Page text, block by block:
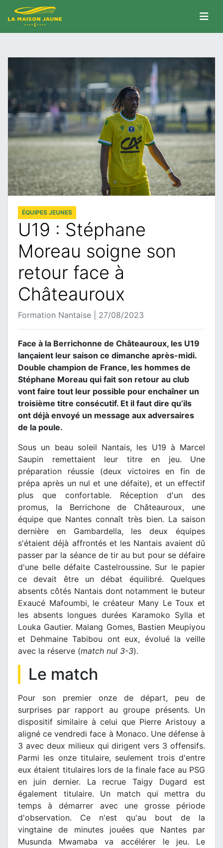
ÉQUIPES JEUNES
U19 : Stéphane
Moreau soigne son
retour face à
Châteauroux
Formation Nantaise | 27/08/2023
Face à la Berrichonne de Châteauroux, les U19
lançaient leur saison ce dimanche après-midi.
Double champion de France, les hommes de
Stéphane Moreau qui fait son retour au club
vont faire tout leur possible pour enchaîner un
troisième titre consécutif. Et il faut dire qu’ils
ont déjà envoyé un message aux adversaires
de la poule.
Sous un beau soleil Nantais, les U19 à Marcel
Saupin remettaient leur titre en jeu. Une
préparation réussie (deux victoires en fin de
prépa après un nul et une défaite), et un effectif
plus que confortable. Réception d'un des
promus, la Berrichone de Châteauroux, une
équipe que Nantes connaît très bien. La saison
dernière en Gambardella, les deux équipes
s'étaient déjà affrontés et les Nantais avaient dû
passer par la séance de tir au but pour se défaire
d'une belle défaite Castelroussine. Sur le papier
ce devait être un débat équilibré. Quelques
absents côtés Nantais dont notamment le buteur
Exaucé Mafoumbi, le créateur Many Le Toux et
les absents longues durées Karamoko Sylla et
Louka Gautier. Malang Gomes, Bastien Meupiyou
et Dehmaine Tabibou ont eux, évolué la veille
avec la réserve (match nul 3-3).
Le match
Pour son premier onze de départ, peu de
surprises par rapport au groupe présents. Un
dispositif similaire à celui que Pierre Aristouy a
aligné ce vendredi face à Monaco. Une défense à
3 avec deux milieux qui dirigent vers 3 offensifs.
Parmi les onze titulaire, seulement trois d'entre
eux étaient titulaires lors de la finale face au PSG
en juin dernier. La recrue Taigy Dugard est
également titulaire. Un match qui mettra du
temps à démarrer avec une grosse période
d'observation. Ce n'est qu'au bout de la
vingtaine de minutes jouées que Nantes par
Musunda Mwamaba va accélérer le jeu. Le